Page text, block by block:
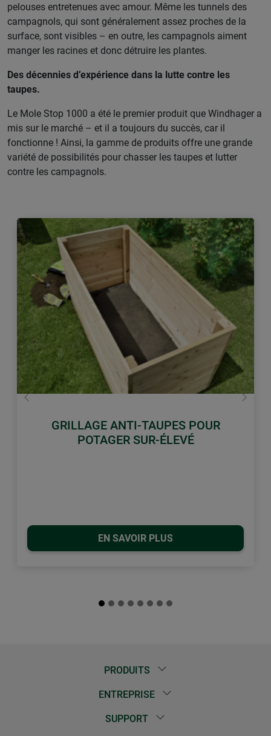
pelouses entretenues avec amour. Même les tunnels des
campagnols, qui sont généralement assez proches de la
surface, sont visibles – en outre, les campagnols aiment
manger les racines et donc détruire les plantes.
Des décennies d’expérience dans la lutte contre les
taupes.
Le Mole Stop 1000 a été le premier produit que Windhager a
mis sur le marché – et il a toujours du succès, car il
fonctionne ! Ainsi, la gamme de produits offre une grande
variété de possibilités pour chasser les taupes et lutter
contre les campagnols.
GRILLAGE ANTI-TAUPES POUR
POTAGER SUR-ÉLEVÉ
EN SAVOIR PLUS
retour
PRODUITS
ENTREPRISE
SUPPORT